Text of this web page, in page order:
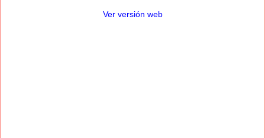
Ver versión web